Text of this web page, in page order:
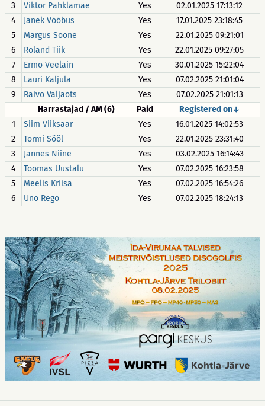
3
Viktor Pähklamäe Yes
02.01.2025 17:13:12
4
Janek Võõbus Yes
17.01.2025 23:18:45
5
Margus Soone Yes
22.01.2025 09:21:01
6
Roland Tiik Yes
22.01.2025 09:27:05
7
Ermo Veelain Yes
30.01.2025 15:22:04
8
Lauri Kaljula Yes
07.02.2025 21:01:04
9
Raivo Väljaots Yes
07.02.2025 21:01:13
Harrastajad / AM (6)
Paid
Registered on↓
1
Siim Viiksaar Yes
16.01.2025 14:02:53
2
Tormi Sööl Yes
22.01.2025 23:31:40
3
Jannes Niine Yes
03.02.2025 16:14:43
4
Toomas Uustalu Yes
07.02.2025 16:23:58
5
Meelis Kriisa Yes
07.02.2025 16:54:26
6
Uno Rego Yes 07.02.2025 18:24:13